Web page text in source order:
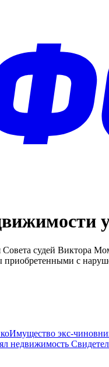
судей Виктора
с
Имущество экс-
недвижимость